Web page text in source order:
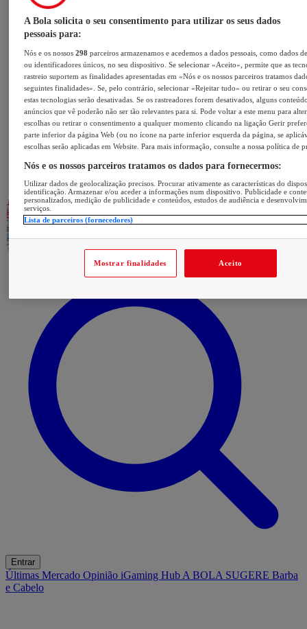
Entrar
Últimas Mercado Opinião iGaming Hub A BOLA SUGERE Barba
e Cabelo
A Bola solicita o seu consentimento para utilizar os seus dados
pessoais para:
Nós e os nossos298 parceiros armazenamos e acedemos a dados pessoais, como dados
ou identificadores únicos, no seu dispositivo. Se selecionar «Aceito», permite que as
rastreio suportem as finalidades apresentadas em «Nós e os nossos parceiros tratamos
seguintes finalidades». Se, pelo contrário, selecionar «Rejeitar tudo» ou retirar o seu
estas tecnologias serão desativadas. Se os rastreadores forem desativados, alguns
anúncios que vê poderão não ser tão relevantes para si. Pode voltar a este menu para
escolhas ou retirar o consentimento a qualquer momento clicando na ligação Gerir
parte inferior da página Web (ou no ícone na parte inferior esquerda da página, se
escolhas serão aplicadas em Website. Para mais informação, consulte a nossa política de
Nós e os nossos parceiros tratamos os dados para fornecermos:
Utilizar dados de geolocalização precisos. Procurar ativamente as características do
identificação. Armazenar e/ou aceder a informações num dispositivo. Publicidade e
personalizados, medição de publicidade e conteúdos, estudos de audiência e
serviços.
Lista de parceiros (fornecedores)
Mostrar finalidades Aceito